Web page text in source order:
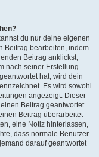
du nur deine eigenen
Beitrag bearbeiten, indem
Beitrag anklickst;
nach seiner Erstellung
hat, wird dein
Es wird sowohl
angezeigt. Dieser
Beitrag geantwortet
Beitrag überarbeitet
eine Notiz hinterlassen,
dass normale Benutzer
darauf geantwortet